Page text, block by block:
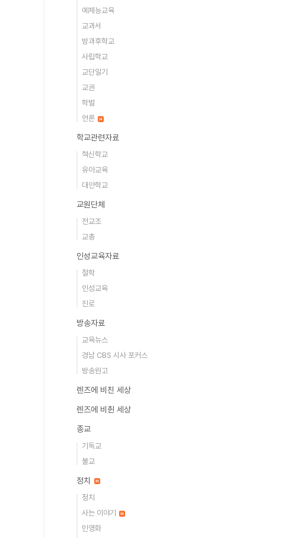
예체능교육
교과서
방과후학교
사립학교
교단일기
교권
학벌
언론
학교관련자료
혁신학교
유아교육
대안학교
교원단체
전교조
교총
인성교육자료
철학
인성교육
진로
방송자료
교육뉴스
경남 CBS 시사 포커스
방송원고
렌즈에 비친 세상
렌즈에 비췬 세상
종교
기독교
불교
정치
정치
사는 이야기
민영화